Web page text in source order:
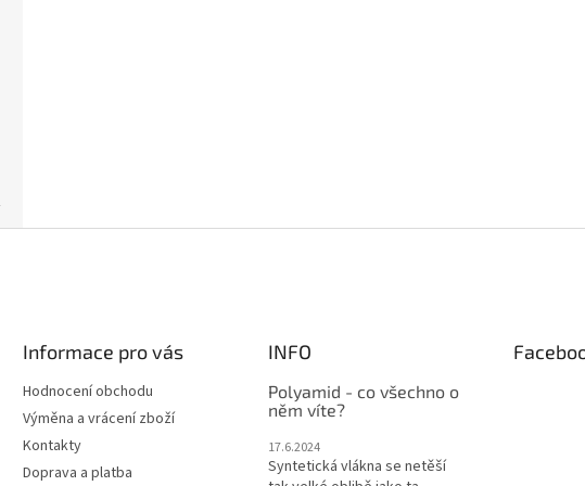
Informace pro vás
Hodnocení obchodu
Výměna a vrácení zboží
Kontakty
Doprava a platba
INFO
Polyamid - co všechno o
něm víte?
17.6.2024
Syntetická vlákna se netěší